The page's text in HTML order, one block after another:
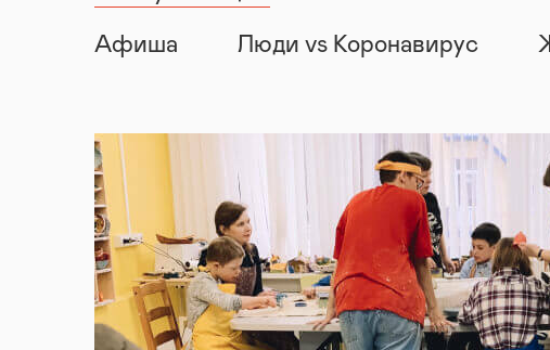
Афиша Люди vs Коронавирус